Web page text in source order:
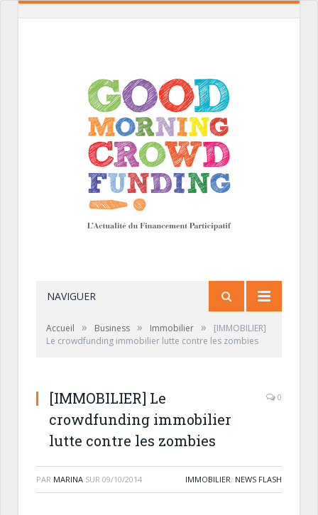
NAVIGUER
Accueil » Business » Immobilier »
[IMMOBILIER]
Le crowdfunding immobilier lutte contre les zombies
[IMMOBILIER] Le
crowdfunding immobilier
lutte contre les zombies
0
PAR MARINA SUR 09/10/2014 IMMOBILIER, NEWS FLASH